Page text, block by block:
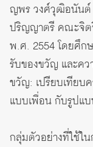
ญพร วงศ์วุฒิอนันต์
ปริญญาตรี คณะจิต
พ.ศ. 2554 โดยศึก
รับของขวัญ และคว
ขวัญ: เปรียบเทียบ
แบบเพื่อน กับรูปแ
กลุ่มตัวอย่างที่ใช้ใ